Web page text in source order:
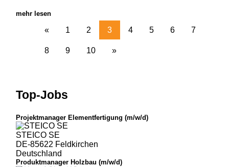
mehr lesen
« 1 2 3 4 5 6 7
8 9 10 »
Top-Jobs
Projektmanager Elementfertigung (m/w/d)
STEICO SE
DE-85622 Feldkirchen
Deutschland
Produktmanager Holzbau (m/w/d)